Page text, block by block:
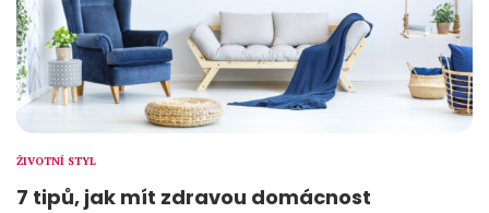
ŽIVOTNÍ STYL
7 tipů, jak mít zdravou domácnost